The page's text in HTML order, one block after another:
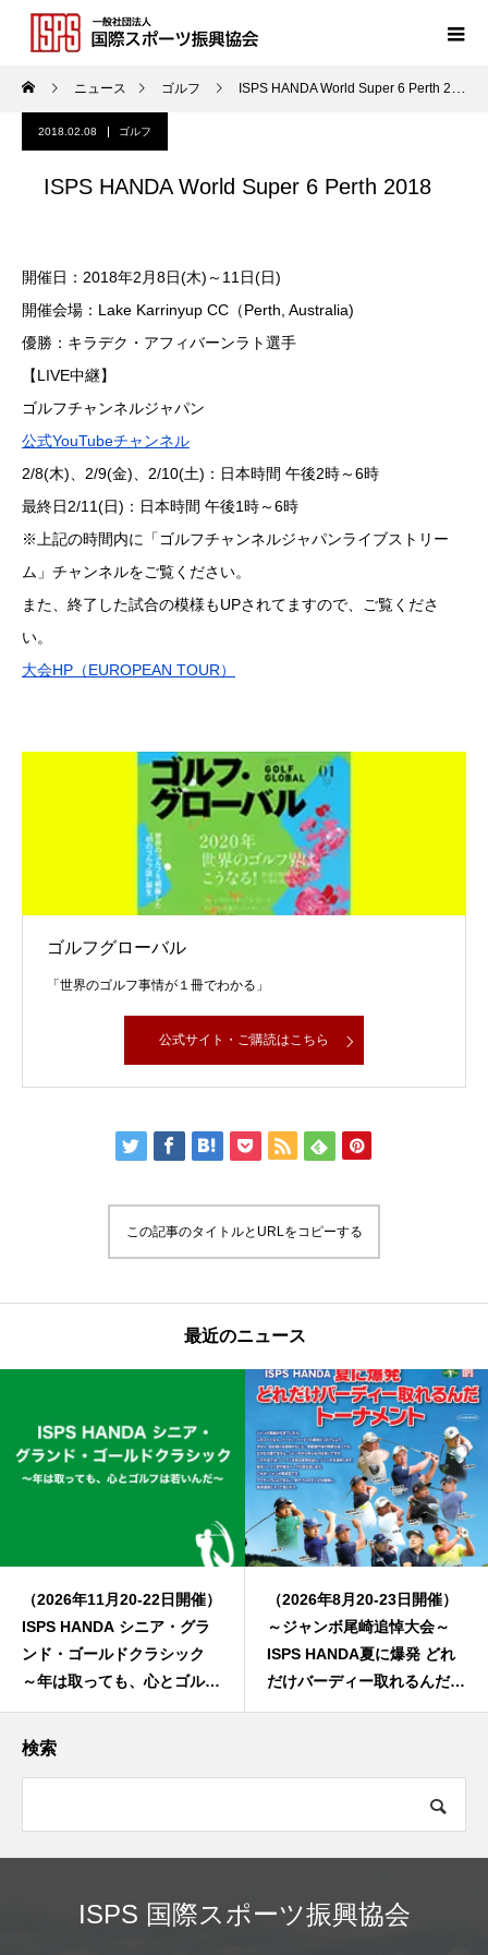
ニュース ゴルフ ISPS HANDA World Super 6 Perth 2018
2018.02.08 ゴルフ
ISPS HANDA World Super 6 Perth 2018
開催日：2018年2月8日(木)～11日(日)
開催会場：Lake Karrinyup CC（Perth, Australia)
優勝：キラデク・アフィバーンラト選手
【LIVE中継】
ゴルフチャンネルジャパン
公式YouTubeチャンネル
2/8(木)、2/9(金)、2/10(土)：日本時間 午後2時～6時
最終日2/11(日)：日本時間 午後1時～6時
※上記の時間内に「ゴルフチャンネルジャパンライブストリー
ム」チャンネルをご覧ください。
また、終了した試合の模様もUPされてますので、ご覧くださ
い。
大会HP（EUROPEAN TOUR）
ゴルフグローバル
「世界のゴルフ事情が１冊でわかる」
公式サイト・ご購読はこちら
この記事のタイトルとURLをコピーする
最近のニュース
（2026年11月20-22日開催）
ISPS HANDA シニア・グラ
ンド・ゴールドクラシック
～年は取っても、心とゴルフ
は若いんだ～
（2026年8月20-23日開催）
～ジャンボ尾崎追悼大会～
ISPS HANDA夏に爆発 どれ
だけバーディー取れるんだト
ーナメント
検索
ISPS 国際スポーツ振興協会